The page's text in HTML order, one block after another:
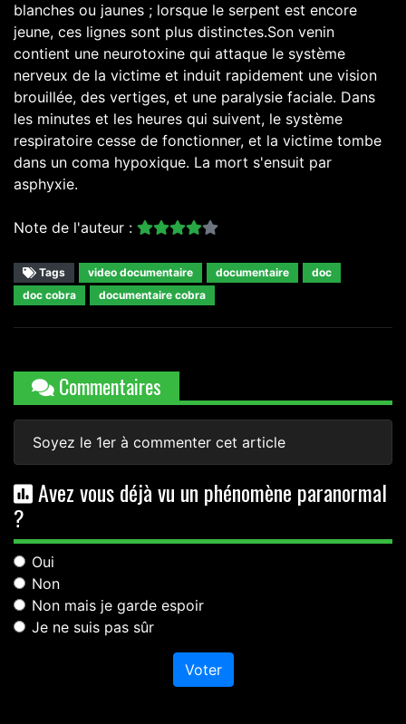
blanches ou jaunes ; lorsque le serpent est encore
jeune, ces lignes sont plus distinctes.Son venin
contient une neurotoxine qui attaque le système
nerveux de la victime et induit rapidement une vision
brouillée, des vertiges, et une paralysie faciale. Dans
les minutes et les heures qui suivent, le système
respiratoire cesse de fonctionner, et la victime tombe
dans un coma hypoxique. La mort s'ensuit par
asphyxie.
Note de l'auteur :
Tags video documentaire documentaire
doc
doc cobra
documentaire cobra
Commentaires
Soyez le 1er à commenter cet article
Avez vous déjà vu un phénomène paranormal
?
Oui
Non
Non mais je garde espoir
Je ne suis pas sûr
Voter